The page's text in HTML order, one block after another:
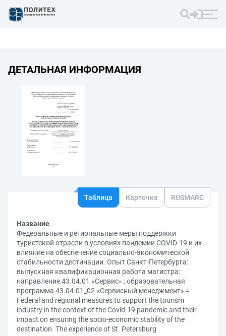
ДЕТАЛЬНАЯ ИНФОРМАЦИЯ
Таблица Карточка RUSMARC
Название
Федеральные и региональные меры поддержки
туристской отрасли в условиях пандемии COVID-19 и их
влияние на обеспечение социально-экономической
стабильности дестинации. Опыт Санкт-Петербурга:
выпускная квалификационная работа магистра:
направление 43.04.01 «Сервис» ; образовательная
программа 43.04.01_02 «Сервисный менеджмент» =
Federal and regional measures to support the tourism
industry in the context of the Covid-19 pandemic and their
impact on ensuring the socio-economic stability of the
destination. The experience of St. Petersburg